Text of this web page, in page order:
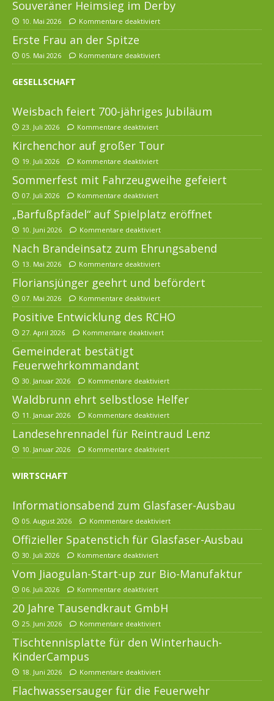
Souveräner Heimsieg im Derby
10. Mai 2026 Kommentare deaktiviert
Erste Frau an der Spitze
05. Mai 2026 Kommentare deaktiviert
GESELLSCHAFT
Weisbach feiert 700-jähriges Jubiläum
23. Juli 2026 Kommentare deaktiviert
Kirchenchor auf großer Tour
19. Juli 2026 Kommentare deaktiviert
Sommerfest mit Fahrzeugweihe gefeiert
07. Juli 2026 Kommentare deaktiviert
„Barfußpfädel“ auf Spielplatz eröffnet
10. Juni 2026 Kommentare deaktiviert
Nach Brandeinsatz zum Ehrungsabend
13. Mai 2026 Kommentare deaktiviert
Floriansjünger geehrt und befördert
07. Mai 2026 Kommentare deaktiviert
Positive Entwicklung des RCHO
27. April 2026 Kommentare deaktiviert
Gemeinderat bestätigt
Feuerwehrkommandant
30. Januar 2026 Kommentare deaktiviert
Waldbrunn ehrt selbstlose Helfer
11. Januar 2026 Kommentare deaktiviert
Landesehrennadel für Reintraud Lenz
10. Januar 2026 Kommentare deaktiviert
WIRTSCHAFT
Informationsabend zum Glasfaser-Ausbau
05. August 2026 Kommentare deaktiviert
Offizieller Spatenstich für Glasfaser-Ausbau
30. Juli 2026 Kommentare deaktiviert
Vom Jiaogulan-Start-up zur Bio-Manufaktur
06. Juli 2026 Kommentare deaktiviert
20 Jahre Tausendkraut GmbH
25. Juni 2026 Kommentare deaktiviert
Tischtennisplatte für den Winterhauch-
KinderCampus
18. Juni 2026 Kommentare deaktiviert
Flachwassersauger für die Feuerwehr